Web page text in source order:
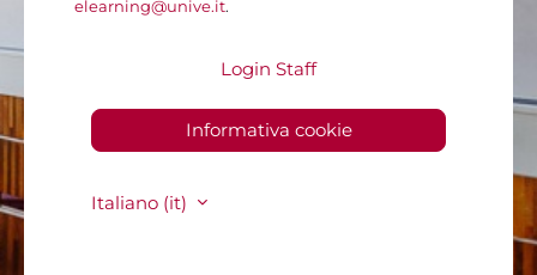
elearning@unive.it.
Login Staff
Informativa cookie
Italiano ‎(it)‎